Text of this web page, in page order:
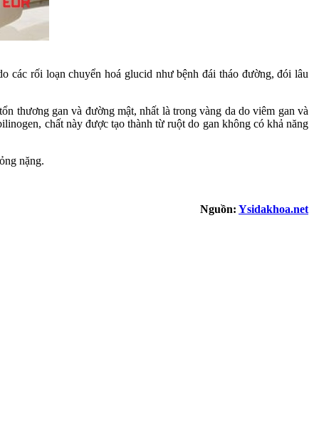
các rối loạn chuyển hoá glucid như bệnh đái tháo đường, đói lâu
thương gan và đường mật, nhất là trong vàng da do viêm gan và
chất này được tạo thành từ ruột do gan không có khả năng
nặng.
Nguồn: Ysidakhoa.net